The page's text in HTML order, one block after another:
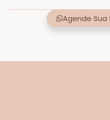
Agende Sua